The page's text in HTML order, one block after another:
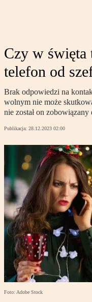
Czy w święta
telefon od
Brak odpowiedzi na
wolnym nie może
nie został on
Publikacja: 28.12.2023 02:00
Foto: Adobe Stock